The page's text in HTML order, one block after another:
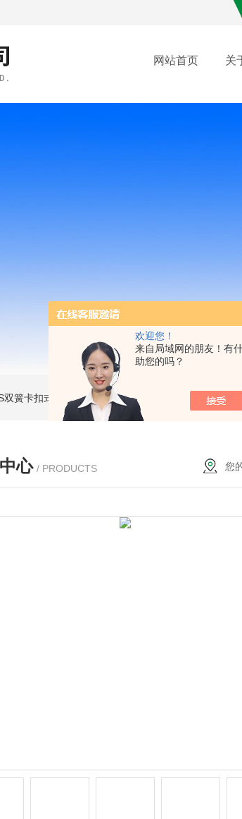
欢迎您！
来自局域网的朋友！有
助您的吗？
网站首页 关
双簧卡扣式接地棒 JDX-WL圆口螺旋式（猴头式）接地
心 / PRODUCTS 您